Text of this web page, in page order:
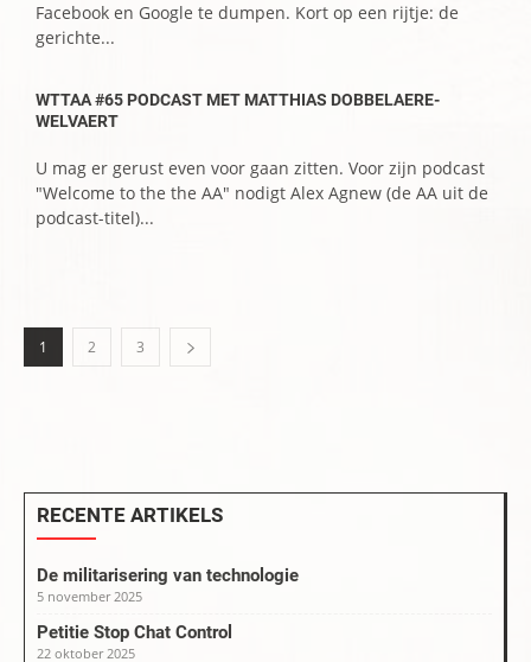
Facebook en Google te dumpen. Kort op een rijtje: de
gerichte...
WTTAA #65 PODCAST MET MATTHIAS DOBBELAERE-
WELVAERT
U mag er gerust even voor gaan zitten. Voor zijn podcast
"Welcome to the the AA" nodigt Alex Agnew (de AA uit de
podcast-titel)...
1 2 3
RECENTE ARTIKELS
De militarisering van technologie
5 november 2025
Petitie Stop Chat Control
22 oktober 2025